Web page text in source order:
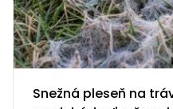
Snežná pleseň na